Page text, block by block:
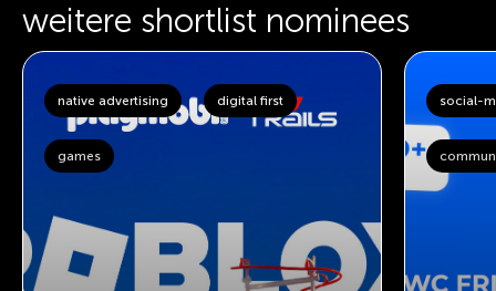
weitere shortlist nominees
native advertising digital first
games
social-